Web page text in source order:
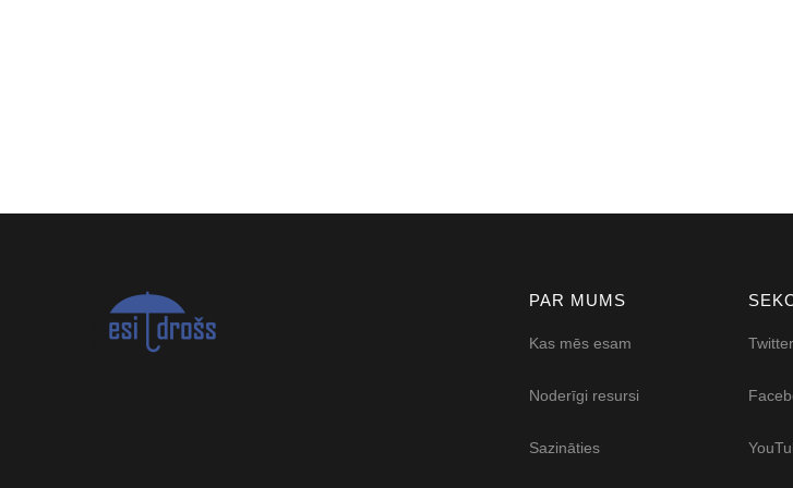
PAR MUMS
Kas mēs esam
Noderīgi resursi
Sazināties
Twitter